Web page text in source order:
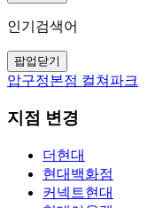
인기검색어
팝업닫기
압구정본점 컬쳐파크
지점 변경
더현대
현대백화점
커넥트현대